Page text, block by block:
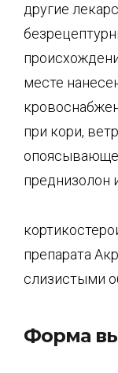
другие
месте
при кори,
преднизолон
препарата
слизи­стыми
Форма